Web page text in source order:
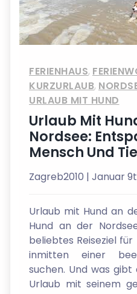
FERIENHAUS,
KURZURLAUB,
URLAUB MIT HUND
Urlaub Mit
Nordsee:
Mensch Und
Zagreb2010 | Januar
Urlaub mit Hund an
Hund an der
beliebtes Reiseziel
inmitten einer
suchen. Und was gibt
Urlaub mit seinem